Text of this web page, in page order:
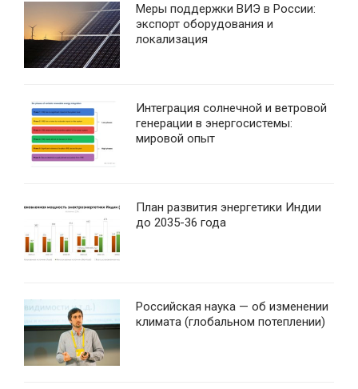
Меры поддержки ВИЭ в России:
экспорт оборудования и
локализация
Интеграция солнечной и ветровой
генерации в энергосистемы:
мировой опыт
План развития энергетики Индии
до 2035-36 года
Российская наука — об изменении
климата (глобальном потеплении)